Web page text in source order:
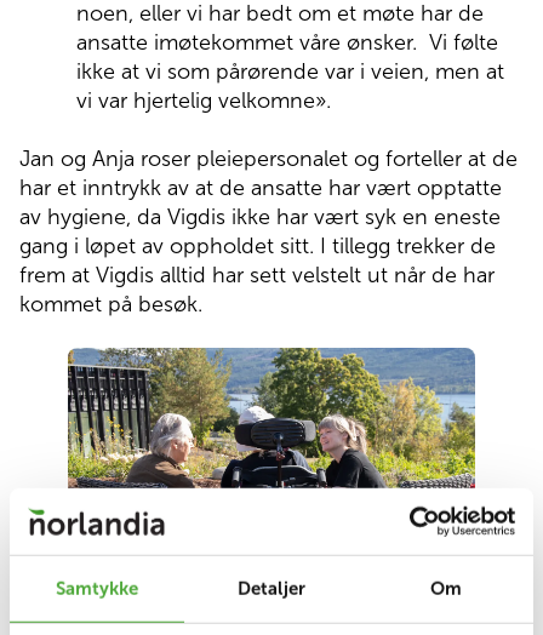
Samtykke Detaljer Om
noen, eller vi har bedt om et møte har de
ansatte imøtekommet våre ønsker. Vi følte
ikke at vi som pårørende var i veien, men at
vi var hjertelig velkomne».
Jan og Anja roser pleiepersonalet og forteller at de
har et inntrykk av at de ansatte har vært opptatte
av hygiene, da Vigdis ikke har vært syk en eneste
gang i løpet av oppholdet sitt. I tillegg trekker de
frem at Vigdis alltid har sett velstelt ut når de har
kommet på besøk.